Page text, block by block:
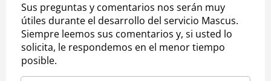
Sus preguntas y comentarios nos serán muy
útiles durante el desarrollo del servicio Mascus.
Siempre leemos sus comentarios y, si usted lo
solicita, le respondemos en el menor tiempo
posible.